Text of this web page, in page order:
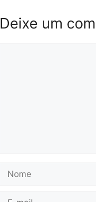
Deixe um
Nome